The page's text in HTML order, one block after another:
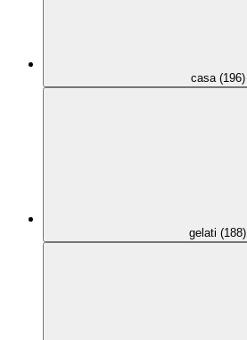
casa (196)
gelati (188)